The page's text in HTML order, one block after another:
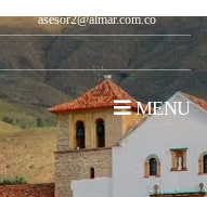
asesor2@almar.com.co
MENU